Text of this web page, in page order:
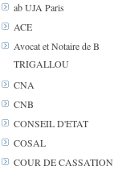
ab UJA Paris
ACE
Avocat et Notaire de B
TRIGALLOU
CNA
CNB
CONSEIL D'ETAT
COSAL
COUR DE CASSATION